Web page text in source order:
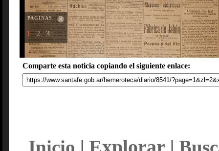
PAGINAS
1 2 3
Comparte esta noticia copiando el siguiente enlace: